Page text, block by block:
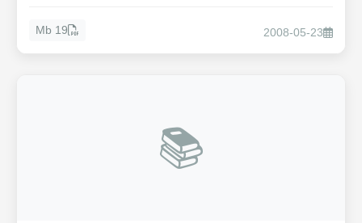
2008-05-23
19 Mb
📚